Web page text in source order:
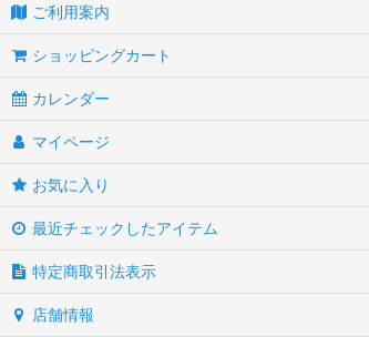
ご利用案内
ショッピングカート
カレンダー
マイページ
お気に入り
最近チェックしたアイテム
特定商取引法表示
店舗情報